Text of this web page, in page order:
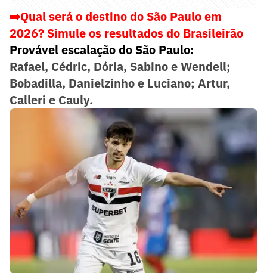
➡️Qual será o destino do São Paulo em
2026? Simule os resultados do Brasileirão
Provável escalação do São Paulo:
Rafael, Cédric, Dória, Sabino e Wendell;
Bobadilla, Danielzinho e Luciano; Artur,
Calleri e Cauly.